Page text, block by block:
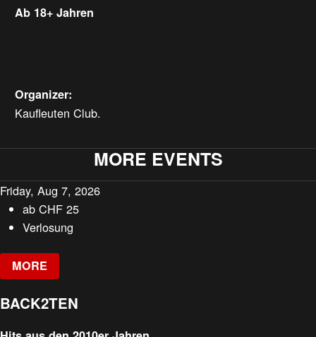
Ab 18+ Jahren
Organizer:
Kaufleuten Club.
MORE EVENTS
Friday, Aug 7, 2026
abCHF 25
Verlosung
MORE
BACK2TEN